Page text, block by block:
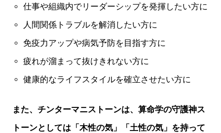
仕事や組織内でリーダーシップを発揮したい方に
人間関係トラブルを解消したい方に
免疫力アップや病気予防を目指す方に
疲れが溜まって抜けきれない方に
健康的なライフスタイルを確立させたい方に
また、チンターマニストーンは、算命学の守護神ス
トーンとしては「木性の気」「土性の気」を持って